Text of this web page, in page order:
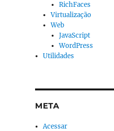
RichFaces
Virtualização
Web
JavaScript
WordPress
Utilidades
META
Acessar